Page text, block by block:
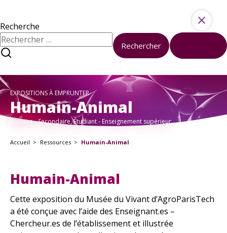
À propos
Sciences et société à l’université
Nous contacter
À votre disposition
Formations
Kits pédagogiques
Tous les événements
Recherche
Rechercher :
Rechercher
EXPOSITIONS À EMPRUNTER
Humain-Animal
Scolaire - Secondaire, Étudiant - Enseignement supérieur.
Accueil Ressources Humain-Animal
Humain-Animal
Cette exposition du Musée du Vivant d’AgroParisTech
a été conçue avec l’aide des Enseignant.es –
Chercheur.es de l’établissement et illustrée